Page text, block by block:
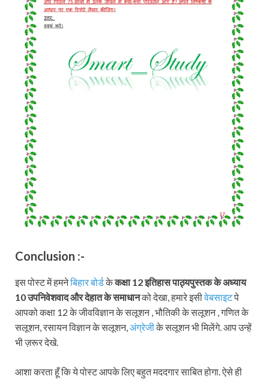
Conclusion :-
इस पोस्ट में हमनेबिहार बोर्डकेकक्षा 12 इतिहास पाठ्यपुस्तक के अध्याय
10 उपनिवेशवाद और देहात के समाधानको देखा, हमारे इसीवेबसाइटपे
आपको कक्षा 12 के जीवविज्ञान के सलूशन , भौतिकी के सलूशन , गणित के
सलूशन, रसायन विज्ञान के सलूशन, अंग्रेजीके सलूशन भी मिलेंगे. आप उन्हें
भी ज़रूर देखे.
आशा करता हूँ कि ये पोस्ट आपके लिए बहुत मददगार साबित होगा. ऐसे ही